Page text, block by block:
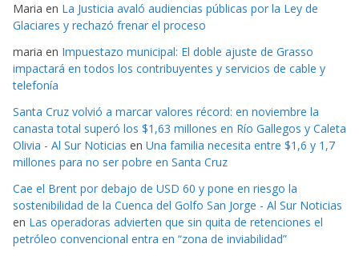
Maria en La Justicia avaló audiencias públicas por la Ley de
Glaciares y rechazó frenar el proceso
maria en Impuestazo municipal: El doble ajuste de Grasso
impactará en todos los contribuyentes y servicios de cable y
telefonía
Santa Cruz volvió a marcar valores récord: en noviembre la
canasta total superó los $1,63 millones en Río Gallegos y Caleta
Olivia - Al Sur Noticias en Una familia necesita entre $1,6 y 1,7
millones para no ser pobre en Santa Cruz
Cae el Brent por debajo de USD 60 y pone en riesgo la
sostenibilidad de la Cuenca del Golfo San Jorge - Al Sur Noticias
en Las operadoras advierten que sin quita de retenciones el
petróleo convencional entra en “zona de inviabilidad”